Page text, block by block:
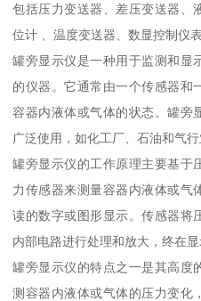
包括压力变送器、差压变送器、
位计 、温度变送器、数显控制仪
罐旁显示仪是一种用于监测和显
的仪器。它通常由一个传感器和
容器内液体或气体的状态。罐旁
广泛使用，如化工厂、石油和气行
罐旁显示仪的工作原理主要基于
力传感器来测量容器内液体或气
读的数字或图形显示。传感器将
内部电路进行处理和放大，终在显
罐旁显示仪的特点之一是其高度
测容器内液体或气体的压力变化